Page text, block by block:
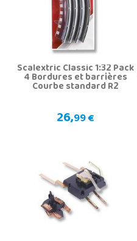
Scalextric Classic 1:32 Pack
4 Bordures et barrières
Courbe standard R2
26,99 €